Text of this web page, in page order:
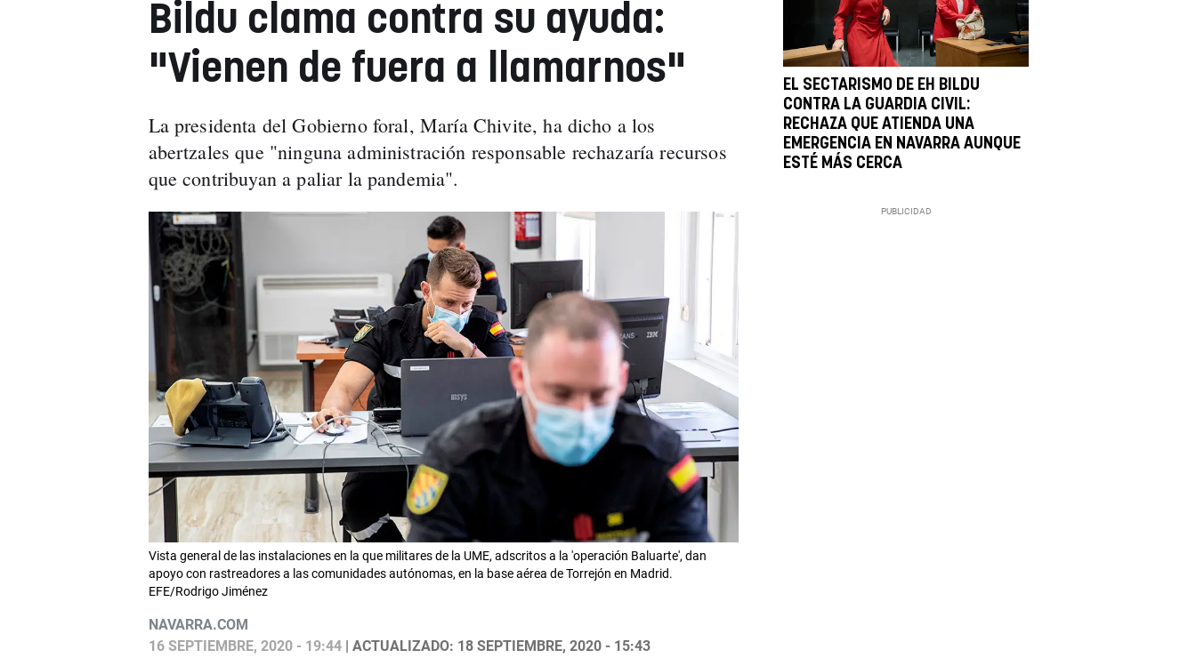
Bildu clama contra su ayuda:
"Vienen de fuera a llamarnos"
La presidenta del Gobierno foral, María Chivite, ha dicho a los
abertzales que "ninguna administración responsable rechazaría recursos
que contribuyan a paliar la pandemia".
Vista general de las instalaciones en la que militares de la UME, adscritos a la 'operación Baluarte', dan
apoyo con rastreadores a las comunidades autónomas, en la base aérea de Torrejón en Madrid.
EFE/Rodrigo Jiménez
NAVARRA.COM
16 SEPTIEMBRE, 2020 - 19:44| ACTUALIZADO: 18 SEPTIEMBRE, 2020 - 15:43
EL SECTARISMO DE EH BILDU
CONTRA LA GUARDIA CIVIL:
RECHAZA QUE ATIENDA UNA
EMERGENCIA EN NAVARRA AUNQUE
ESTÉ MÁS CERCA